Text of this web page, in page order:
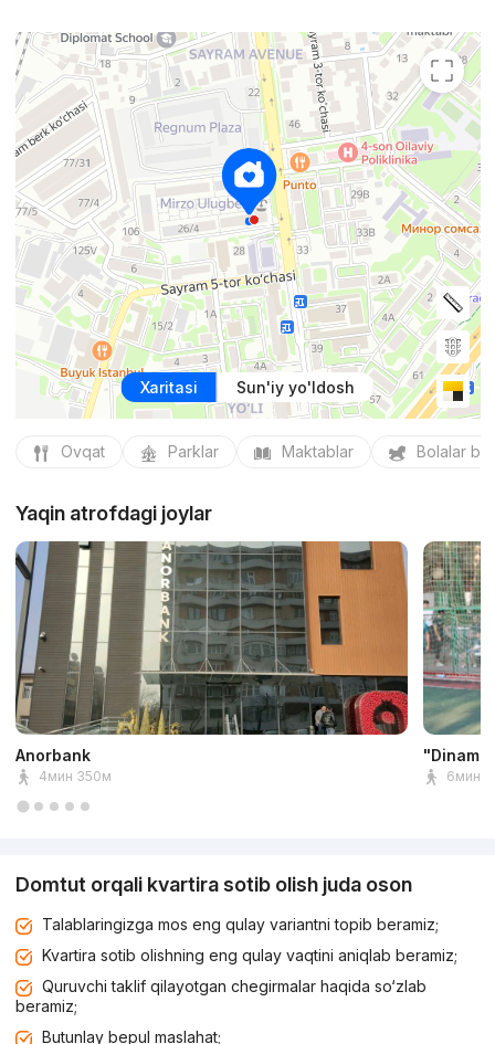
Xaritasi Sun'iy yo'ldosh
Ovqat Parklar Maktablar Bolalar
Yaqin atrofdagi joylar
Anorbank
4мин 350м 6мин
Domtut orqali kvartira sotib olish juda oson
Talablaringizga mos eng qulay variantni topib beramiz;
Kvartira sotib olishning eng qulay vaqtini aniqlab beramiz;
Quruvchi taklif qilayotgan chegirmalar haqida so‘zlab
beramiz;
Butunlay bepul maslahat;